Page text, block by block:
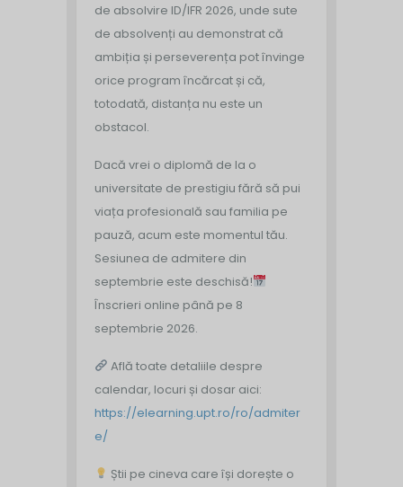
de absolvire ID/IFR 2026, unde sute
de absolvenți au demonstrat că
ambiția și perseverența pot învinge
orice program încărcat și că,
totodată, distanța nu este un
obstacol.
Dacă vrei o diplomă de la o
universitate de prestigiu fără să pui
viața profesională sau familia pe
pauză, acum este momentul tău.
Sesiunea de admitere din
septembrie este deschisă!
Înscrieri online până pe 8
septembrie 2026.
Află toate detaliile despre
calendar, locuri și dosar aici:
https://elearning.upt.ro/ro/admiter
e/
Știi pe cineva care își dorește o